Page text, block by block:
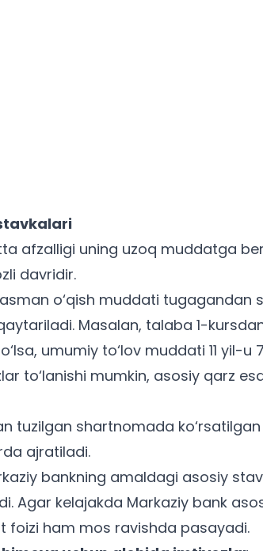
afzalligi uning uzoq muddatga
davridir.
o‘qish muddati tugagandan
Masalan, talaba 1-
umumiy to‘lov muddati 11 yil-u
to‘lanishi mumkin, asosiy qarz
tuzilgan shartnomada
ajratiladi.
bankning amaldagi asosiy
Agar kelajakda Markaziy bank
foizi ham mos ravishda pasayadi.